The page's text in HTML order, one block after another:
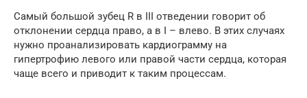
Самый большой зубец R в III отведении говорит об
отклонении сердца право, а в I – влево. В этих случаях
нужно проанализировать кардиограмму на
гипертрофию левого или правой части сердца, которая
чаще всего и приводит к таким процессам.